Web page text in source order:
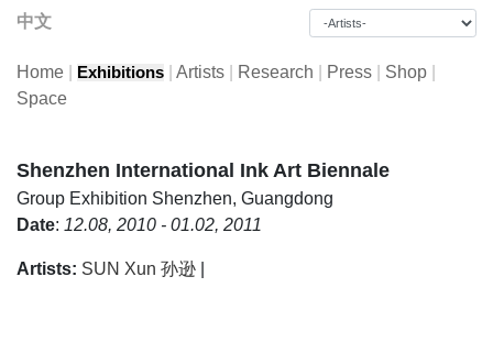
中文
Home Exhibitions Artists Research Press Shop
Space
Shenzhen International Ink Art Biennale
Group Exhibition Shenzhen, Guangdong
Date: 12.08, 2010 - 01.02, 2011
Artists: SUN Xun 孙逊